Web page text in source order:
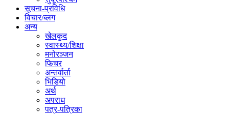
सूचना-प्रविधि
विचार/ब्लग
अन्य
खेलकुद
स्वास्थ्य/शिक्षा
मनोरञ्जन
फिचर
अन्तर्वार्ता
भिडियो
अर्थ
अपराध
पत्र-पत्रिका